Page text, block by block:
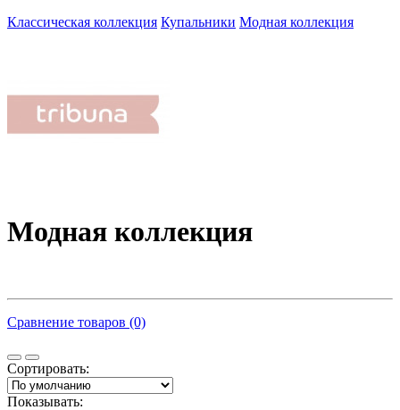
Классическая коллекция Купальники Модная коллекция
Модная коллекция
Сравнение товаров (0)
Сортировать:
Показывать: